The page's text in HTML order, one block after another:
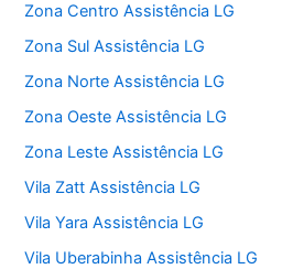
Zona Centro Assistência LG
Zona Sul Assistência LG
Zona Norte Assistência LG
Zona Oeste Assistência LG
Zona Leste Assistência LG
Vila Zatt Assistência LG
Vila Yara Assistência LG
Vila Uberabinha Assistência LG